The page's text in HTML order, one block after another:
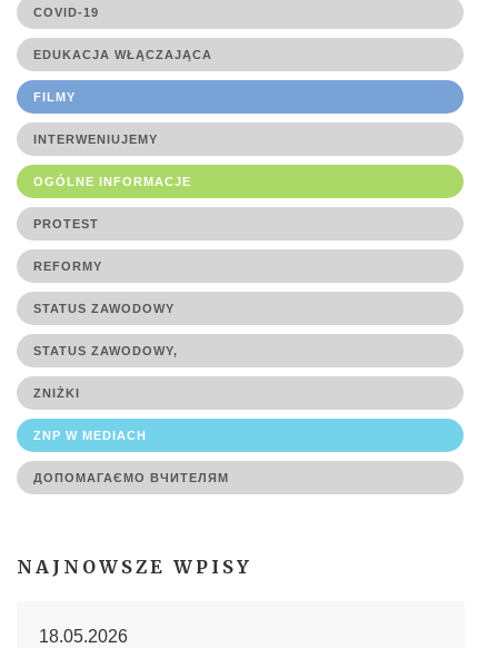
COVID-19
EDUKACJA WŁĄCZAJĄCA
FILMY
INTERWENIUJEMY
OGÓLNE INFORMACJE
PROTEST
REFORMY
STATUS ZAWODOWY
STATUS ZAWODOWY,
ZNIŻKI
ZNP W MEDIACH
ДОПОМАГАЄМО ВЧИТЕЛЯМ
NAJNOWSZE WPISY
18.05.2026